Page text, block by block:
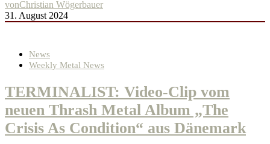
vonChristian Wögerbauer
31. August 2024
News
Weekly Metal News
TERMINALIST: Video-Clip vom
neuen Thrash Metal Album „The
Crisis As Condition“ aus Dänemark